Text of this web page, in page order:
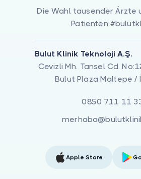
Die Wahl tausender Ärzte
Patienten
Bulut Klinik Teknoloji A.Ş.
Cevizli Mh. Tansel Cd.
Bulut Plaza Maltepe /
0850 711 11
Apple Store